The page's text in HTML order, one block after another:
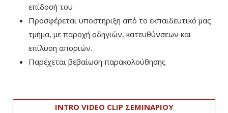
επίδοσή του
Προσφέρεται υποστήριξη από το εκπαιδευτικό μας
τμήμα, με παροχή οδηγιών, κατευθύνσεων και
επίλυση αποριών.
Παρέχεται βεβαίωση παρακολούθησης
INTRO VIDEO CLIP ΣΕΜΙΝΑΡΙΟΥ